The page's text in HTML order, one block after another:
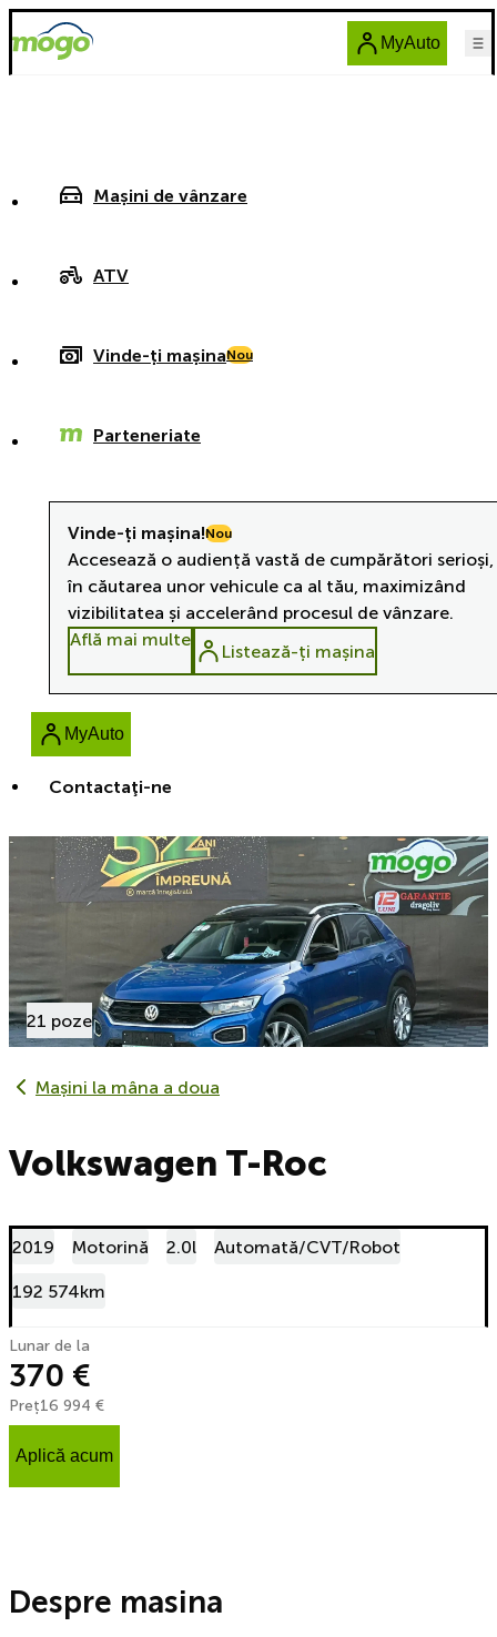
MyAuto
Mașini de vânzare
ATV
Vinde-ți mașinaNou
Parteneriate
Contactaţi-ne
Vinde-ți mașina!Nou
Accesează o audiență vastă de cumpărători
în căutarea unor vehicule ca al tău, maximizând
vizibilitatea și accelerând procesul de vânzare.
Află mai multe
Listează-ți mașina
MyAuto
21 poze
Mașini la mâna a doua
Volkswagen T-Roc
2019 Motorină 2.0l Automată/CVT/Robot
192 574km
Lunar de la
370 €
Preț16 994 €
Aplică acum
Despre masina